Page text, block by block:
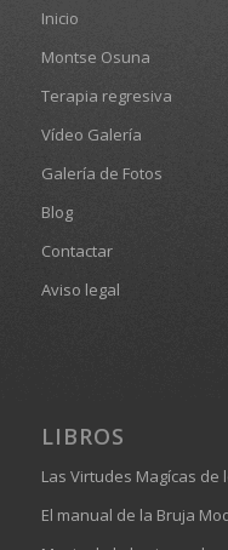
Inicio
Montse Osuna
Terapia regresiva
Vídeo Galería
Galería de Fotos
Blog
Contactar
Aviso legal
LIBROS
Las Virtudes Magícas de
El manual de la Bruja